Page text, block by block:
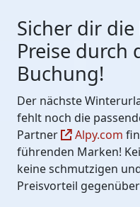
Sicher dir
Preise durch
Buchung!
Der nächste
fehlt noch die
Partner
Alpy.com
führenden Marken!
keine schmutzigen
Preisvorteil